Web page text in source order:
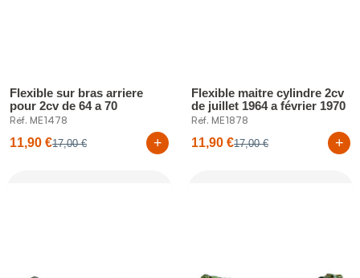
Flexible sur bras arriere
pour 2cv de 64 a 70
Réf. ME1478
11,90 €17,00 € +
Flexible maitre cylindre 2cv
de juillet 1964 a février 1970
Réf. ME1878
11,90 €17,00 € +